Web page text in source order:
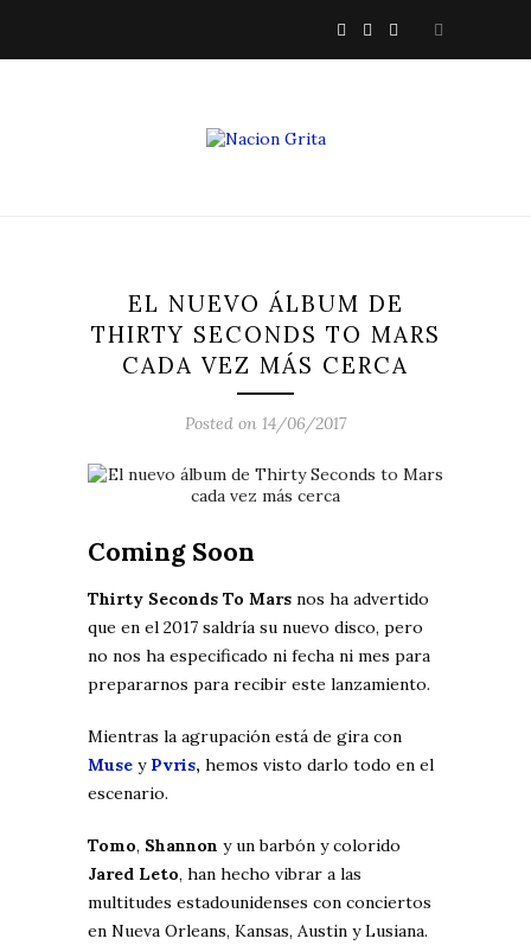
EL NUEVO ÁLBUM DE
THIRTY SECONDS TO MARS
CADA VEZ MÁS CERCA
Posted on 14/06/2017
Coming Soon
Thirty Seconds To Mars nos ha advertido
que en el 2017 saldría su nuevo disco, pero
no nos ha especificado ni fecha ni mes para
prepararnos para recibir este lanzamiento.
Mientras la agrupación está de gira con
Muse y Pvris, hemos visto darlo todo en el
escenario.
Tomo, Shannon y un barbón y colorido
Jared Leto, han hecho vibrar a las
multitudes estadounidenses con conciertos
en Nueva Orleans, Kansas, Austin y Lusiana.